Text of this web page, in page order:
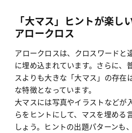
「大マス」ヒントが楽し
アロークロス
アロークロスは、クロスワードと
に埋め込まれています。さらに、
スよりも大きな「大マス」の存在
な特徴となっています。
大マスには写真やイラストなどが
らをヒントにして、マスを埋める
しょう。ヒントの出題パターンも